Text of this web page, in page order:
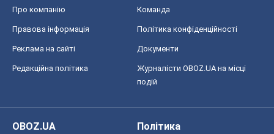
Про компанію Команда
Правова інформація Політика конфіденційності
Реклама на сайті Документи
Редакційна політика
Журналісти OBOZ.UA на місці
подій
OBOZ.UA
Політика